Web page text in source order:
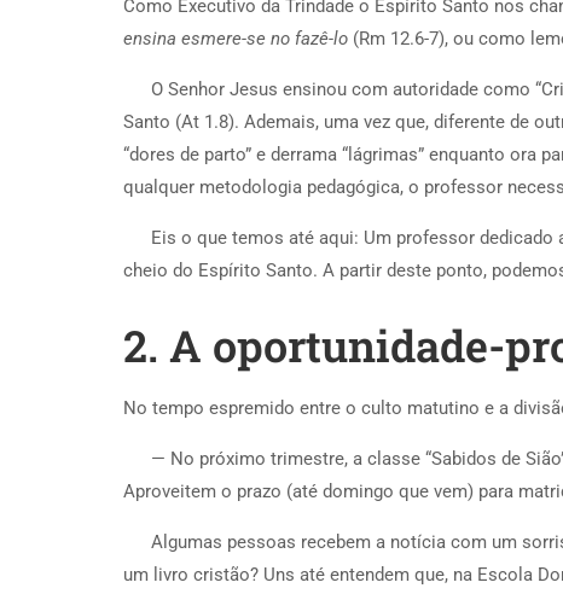
Como Executivo da Trindade o Espírito Santo nos
ensina esmere-se no fazê-lo (Rm 12.6-7), ou como
O Senhor Jesus ensinou com autoridade como
Santo (At 1.8). Ademais, uma vez que, diferente de
“dores de parto” e derrama “lágrimas” enquanto ora
qualquer metodologia pedagógica, o professor
Eis o que temos até aqui: Um professor dedicado
cheio do Espírito Santo. A partir deste ponto,
2. A oportunidade-
No tempo espremido entre o culto matutino e a
— No próximo trimestre, a classe “Sabidos de
Aproveitem o prazo (até domingo que vem) para
Algumas pessoas recebem a notícia com um
um livro cristão? Uns até entendem que, na Escola